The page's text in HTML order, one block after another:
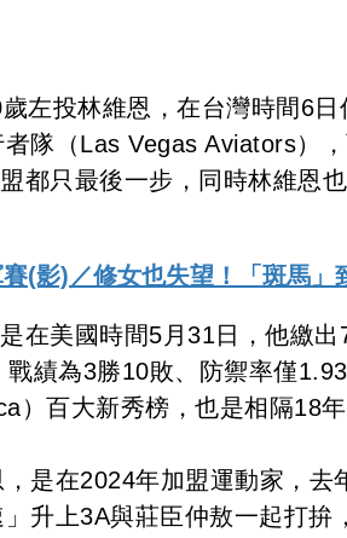
左投林維恩，在台灣時間6
隊（Las Vegas Aviators）
都只最後一步，同時林維恩
(影)／修女也失望！「斑馬」
在美國時間5月31日，他繳
績為3勝10敗、防禦率僅
）百大新秀榜，也是相隔18
是在2024年加盟運動家，
升上3A與莊臣仲敖一起打拚